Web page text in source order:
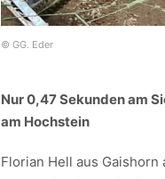
© GG. Eder
Nur 0,47 Sekunden am
am Hochstein
Florian Hell aus